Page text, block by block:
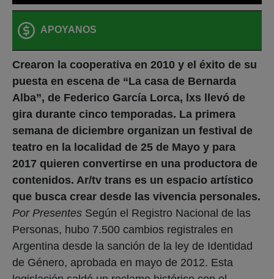
APOYANOS
Crearon la cooperativa en 2010 y el éxito de su
puesta en escena de “La casa de Bernarda
Alba”, de Federico García Lorca, lxs llevó de
gira durante cinco temporadas. La primera
semana de diciembre organizan un festival de
teatro en la localidad de 25 de Mayo y para
2017 quieren convertirse en una productora de
contenidos. Ar/tv trans es un espacio artístico
que busca crear desde las vivencia personales.
Por Presentes Según el Registro Nacional de las
Personas, hubo 7.500 cambios registrales en
Argentina desde la sanción de la ley de Identidad
de Género, aprobada en mayo de 2012. Esta